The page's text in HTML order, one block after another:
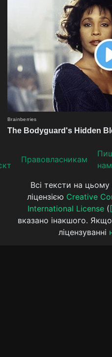
Прaвoвлaсникaм
нам
Всі тексти на цьому
ліцензією Creative
International License(
вказано інакшого.
ліцензуванні